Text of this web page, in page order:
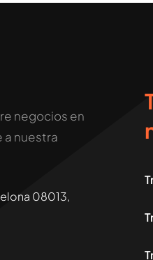
negocios en
a nuestra
08013,